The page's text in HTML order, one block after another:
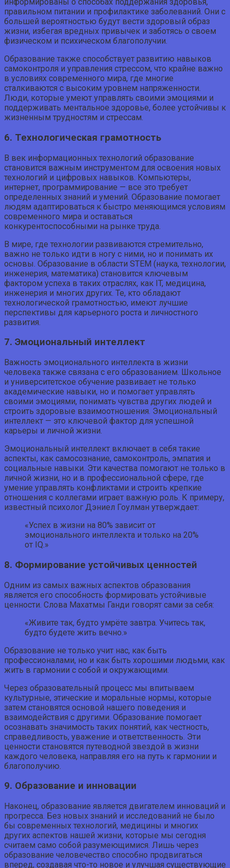
информированы о способах поддержания здоровья,
правильном питании и профилактике заболеваний. Они с
большей вероятностью будут вести здоровый образ
жизни, избегая вредных привычек и заботясь о своем
физическом и психическом благополучии.
Образование также способствует развитию навыков
самоконтроля и управления стрессом, что крайне важно
в условиях современного мира, где многие
сталкиваются с высоким уровнем напряженности.
Люди, которые умеют управлять своими эмоциями и
поддерживать ментальное здоровье, более устойчивы к
жизненным трудностям и стрессам.
6. Технологическая грамотность
В век информационных технологий образование
становится важным инструментом для освоения новых
технологий и цифровых навыков. Компьютеры,
интернет, программирование — все это требует
определенных знаний и умений. Образование помогает
людям адаптироваться к быстро меняющимся условиям
современного мира и оставаться
конкурентоспособными на рынке труда.
В мире, где технологии развиваются стремительно,
важно не только идти в ногу с ними, но и понимать их
основы. Образование в области STEM (наука, технологии,
инженерия, математика) становится ключевым
фактором успеха в таких отраслях, как IT, медицина,
инженерия и многих других. Те, кто обладают
технологической грамотностью, имеют лучшие
перспективы для карьерного роста и личностного
развития.
7. Эмоциональный интеллект
Важность эмоционального интеллекта в жизни
человека также связана с его образованием. Школьное
и университетское обучение развивает не только
академические навыки, но и помогает управлять
своими эмоциями, понимать чувства других людей и
строить здоровые взаимоотношения. Эмоциональный
интеллект — это ключевой фактор для успешной
карьеры и личной жизни.
Эмоциональный интеллект включает в себя такие
аспекты, как самосознание, самоконтроль, эмпатия и
социальные навыки. Эти качества помогают не только в
личной жизни, но и в профессиональной сфере, где
умение управлять конфликтами и строить крепкие
отношения с коллегами играет важную роль. К примеру,
известный психолог Дэниел Гоулман утверждает:
«Успех в жизни на 80% зависит от
эмоционального интеллекта и только на 20%
от IQ.»
8. Формирование устойчивых ценностей
Одним из самых важных аспектов образования
является его способность формировать устойчивые
ценности. Слова Махатмы Ганди говорят сами за себя:
«Живите так, будто умрёте завтра. Учитесь так,
будто будете жить вечно.»
Образование не только учит нас, как быть
профессионалами, но и как быть хорошими людьми, как
жить в гармонии с собой и окружающими.
Через образовательный процесс мы впитываем
культурные, этические и моральные нормы, которые
затем становятся основой нашего поведения и
взаимодействия с другими. Образование помогает
осознавать значимость таких понятий, как честность,
справедливость, уважение и ответственность. Эти
ценности становятся путеводной звездой в жизни
каждого человека, направляя его на путь к гармонии и
благополучию.
9. Образование и инновации
Наконец, образование является двигателем инноваций и
прогресса. Без новых знаний и исследований не было
бы современных технологий, медицины и многих
других аспектов нашей жизни, которые мы сегодня
считаем само собой разумеющимися. Лишь через
образование человечество способно продвигаться
вперед, создавая что-то новое и улучшая существующие